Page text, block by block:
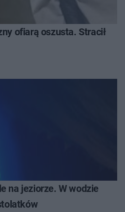
ofiarą oszusta. Stracił
na jeziorze. W wodzie